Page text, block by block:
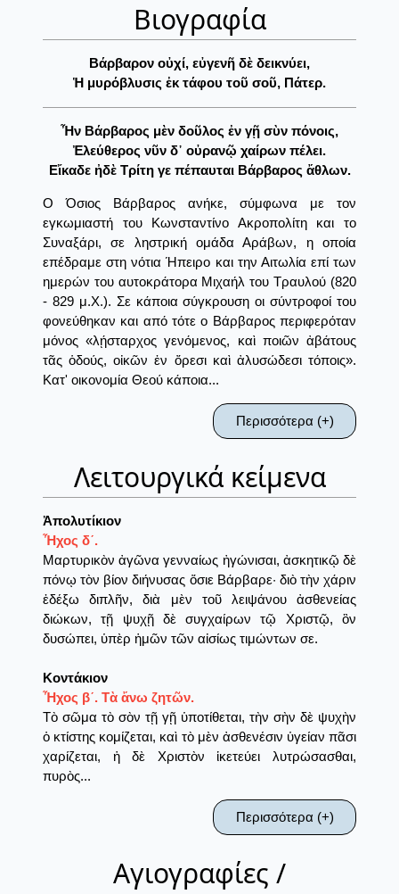
Βιογραφία
Βάρβαρον οὐχί, εὐγενῆ δὲ δεικνύει,
Ἡ μυρόβλυσις ἐκ τάφου τοῦ σοῦ, Πάτερ.
Ἦν Βάρβαρος μὲν δοῦλος ἐν γῇ σὺν πόνοις,
Ἐλεύθερος νῦν δ᾿ οὐρανῷ χαίρων πέλει.
Εἴκαδε ἠδὲ Τρίτη γε πέπαυται Βάρβαρος ἄθλων.
Ο Όσιος Βάρβαρος ανήκε, σύμφωνα με τον
εγκωμιαστή του Κωνσταντίνο Ακροπολίτη και το
Συναξάρι, σε ληστρική ομάδα Αράβων, η οποία
επέδραμε στη νότια Ήπειρο και την Αιτωλία επί των
ημερών του αυτοκράτορα Μιχαήλ του Τραυλού (820
- 829 μ.Χ.). Σε κάποια σύγκρουση οι σύντροφοί του
φονεύθηκαν και από τότε ο Βάρβαρος περιφερόταν
μόνος «λῄσταρχος γενόμενος, καὶ ποιῶν ἀβάτους
τᾶς ὁδούς, οἰκῶν ἐν ὄρεσι καὶ ἀλυσώδεσι τόποις».
Κατ' οικονομία Θεού κάποια...
Περισσότερα (+)
Λειτουργικά κείμενα
Ἀπολυτίκιον
Ἦχος δ´.
Μαρτυρικὸν ἀγῶνα γενναίως ἠγώνισαι, ἀσκητικῷ δὲ
πόνῳ τὸν βίον διήνυσας ὅσιε Βάρβαρε· διὸ τὴν χάριν
ἐδέξω διπλῆν, διὰ μὲν τοῦ λειψάνου ἀσθενείας
διώκων, τῇ ψυχῇ δὲ συγχαίρων τῷ Χριστῷ, ὃν
δυσώπει, ὑπὲρ ἡμῶν τῶν αἰσίως τιμώντων σε.
Κοντάκιον
Ἦχος β´. Τὰ ἄνω ζητῶν.
Τὸ σῶμα τὸ σὸν τῇ γῇ ὑποτίθεται, τὴν σὴν δὲ ψυχὴν
ὁ κτίστης κομίζεται, καὶ τὸ μὲν ἀσθενέσιν ὑγείαν πᾶσι
χαρίζεται, ἡ δὲ Χριστὸν ἱκετεύει λυτρώσασθαι,
πυρὸς...
Περισσότερα (+)
Αγιογραφίες /